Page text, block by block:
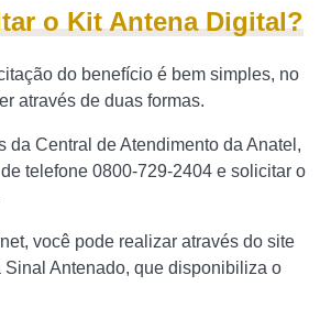
o Kit Antena Digital?
do benefício é bem simples, no
através de duas formas.
da Central de Atendimento da Anatel,
telefone 0800-729-2404 e solicitar o
você pode realizar através do site
Sinal Antenado, que disponibiliza o